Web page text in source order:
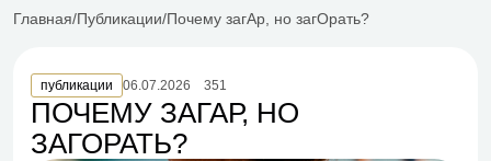
Главная Публикации Почему загАр, но загОрать?
ПОЧЕМУ ЗАГАР, НО
ЗАГОРАТЬ?
публикации 06.07.2026 351